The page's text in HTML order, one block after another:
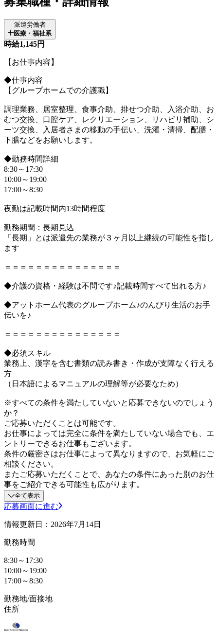
派遣労働者
医療・福祉系
時給1,145円
【お仕事内容】
◆仕事内容
【グループホームでの介護職】
調理業務、居室整理、食事介助、排せつ介助、入浴介助、お
むつ交換、口腔ケア、レクリエーション、リハビリ補助、シ
ーツ交換、入居者さまの移動の手伝い、洗濯・清掃、配膳・
下膳などをお願いします。
◆勤務時間詳細
8:30～17:30
10:00～19:00
17:00～8:30
夜勤は記載時間内13時間程度
勤務期間：長期見込
「長期」とは派遣先の業務が３ヶ月以上継続の可能性を指し
ます
＝＝＝＝＝＝＝＝＝＝＝＝＝＝＝
◆介護の資格・経験は不問です♪記載時間すべて出れる方♪
◆アットホーム代表のグループホーム♪のんびり生活のお手
伝いを♪
＝＝＝＝＝＝＝＝＝＝＝＝＝＝＝
◆必須スキル
業務上、漢字を含む書類の読み書き・作成が支障なく行える
方
（日本語によるマニュアルの理解等が必要なため）
※すべての条件を満たしていないと応募できないのでしょう
か？
ご応募いただくことは可能です。
お仕事によっては完全に条件を満たしていない場合でも、エ
ントリーできるお仕事もございます。
条件の厳密さはお仕事によって異なりますので、お気軽にご
相談ください。
またご応募いただくことで、あなたの条件にあった別のお仕
事をご紹介できる可能性も広がります。
全て表示
応募画面に進む
情報更新日：2026年7月14日
勤務時間
8:30～17:30
10:00～19:00
17:00～8:30
勤務地/面接地
住所